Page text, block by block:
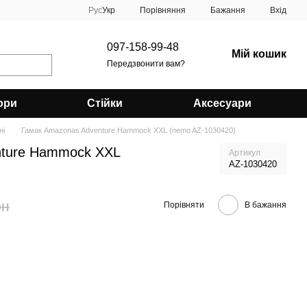
РусУкр Порівняння Бажання Вхід
097-158-99-48
Передзвонити вам?
Мій кошик
Стійки Аксесуари
Гамак Amazonas Adventure Hammock XXL (nemo AZ-1030420)
Hammock XXL Артикул
AZ-1030420
Порівняти В бажання